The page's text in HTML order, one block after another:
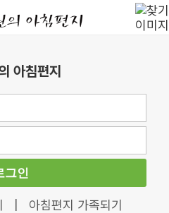
아침편지
그인
아침편지 가족되기